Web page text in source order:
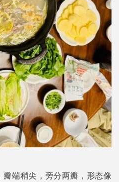
瓣端稍尖，旁分两瓣，形态像